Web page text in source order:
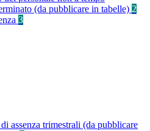
(da pubblicare in tabelle) 2
3
assenza trimestrali (da pubblicare